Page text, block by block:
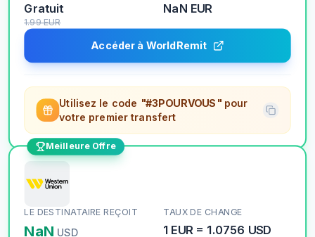
Gratuit
1.99 EUR
NaN EUR
Accéder à WorldRemit
Utilisez le code "#3POURVOUS"pour
votre premier transfert
Meilleure Offre
LE DESTINATAIRE REÇOIT
NaN USD
TAUX DE CHANGE
1 EUR= 1.0756 USD